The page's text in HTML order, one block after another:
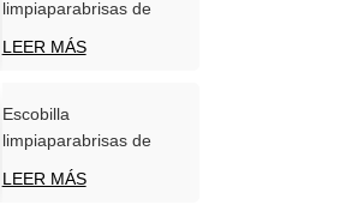
limpiaparabrisas de
acero inoxidable para
parabrisas de coche
LEER MÁS
Escobilla
limpiaparabrisas de
acero inoxidable para
uso marítimo
LEER MÁS